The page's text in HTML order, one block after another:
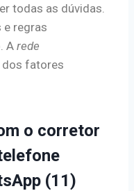
todas as dúvidas.
e regras
Arede
dos fatores
o corretor
(11)